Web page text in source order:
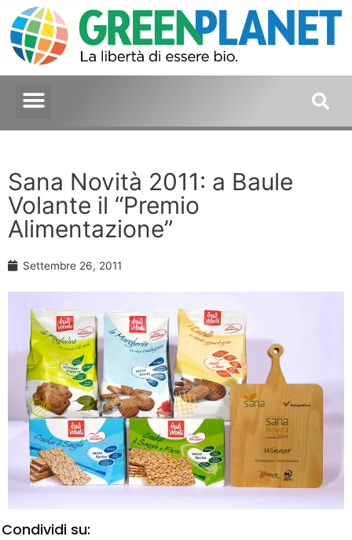
Sana Novità 2011: a Baule
Volante il “Premio
Alimentazione”
Settembre 26, 2011
Condividi su: